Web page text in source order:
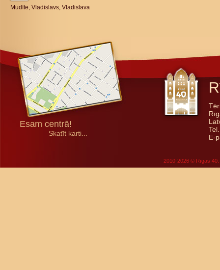
Mudīte, Vladislavs, Vladislava
Esam centrā!
Skatīt karti...
E-
2010-2026 © Rīgas